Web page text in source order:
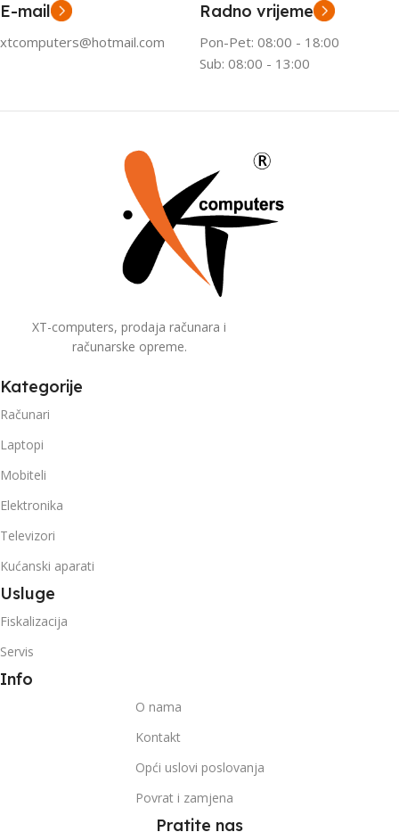
E-mail
xtcomputers@hotmail.com
Radno vrijeme
Pon-Pet: 08:00 - 18:00
Sub: 08:00 - 13:00
XT-computers, prodaja računara i
računarske opreme.
Kategorije
Računari
Laptopi
Mobiteli
Elektronika
Televizori
Kućanski aparati
Usluge
Fiskalizacija
Servis
Info
O nama
Kontakt
Opći uslovi poslovanja
Povrat i zamjena
Pratite nas